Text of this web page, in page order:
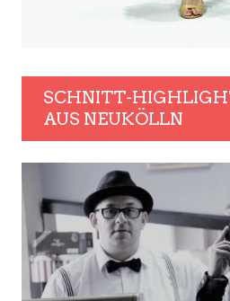
SCHNITT-
AUS NEUKÖLLN